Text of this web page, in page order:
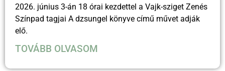
2026. június 3-án 18 órai kezdettel a Vajk-sziget Zenés
Színpad tagjai A dzsungel könyve című művet adják
elő.
TOVÁBB OLVASOM